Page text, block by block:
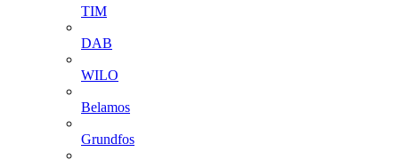
TIM
DAB
WILO
Belamos
Grundfos